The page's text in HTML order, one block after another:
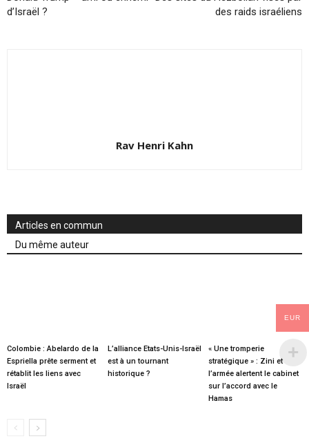
d’Israël ?
des raids israéliens
Rav Henri Kahn
Articles en commun
Du même auteur
Colombie : Abelardo de la
Espriella prête serment et
rétablit les liens avec
Israël
L’alliance Etats-Unis-Israël
est à un tournant
historique ?
« Une tromperie
stratégique » : Zini et
l’armée alertent le cabinet
sur l’accord avec le
Hamas
EUR